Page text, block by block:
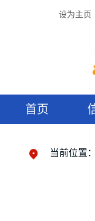
设为主页
首页
当前位置：